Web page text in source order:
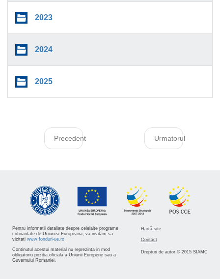
2023
2024
2025
Precedent Urmatorul
Pentru informatii detaliate despre celelalte programe
cofinantate de Uniunea Europeana, va invitam sa
vizitati www.fonduri-ue.ro
Continutul acestui material nu reprezinta in mod
obligatoriu pozitia oficiala a Uniunii Europene sau a
Guvernului Romaniei.
Hartă site
Contact
Drepturi de autor © 2015 SIAMC